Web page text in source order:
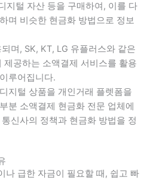
지털 자산 등을 구매하여, 이를 다
며 비슷한 현금화 방법으로 정보
며, SK, KT, LG 유플러스와 같은
공하는 소액결제 서비스를 활용
루어집니다.
지털 상품을 개인거래 플렛폼을
분 소액결제 현금화 전문 업체에
신사의 정책과 현금화 방법을 정
나 급한 자금이 필요할 때 , 쉽고 빠